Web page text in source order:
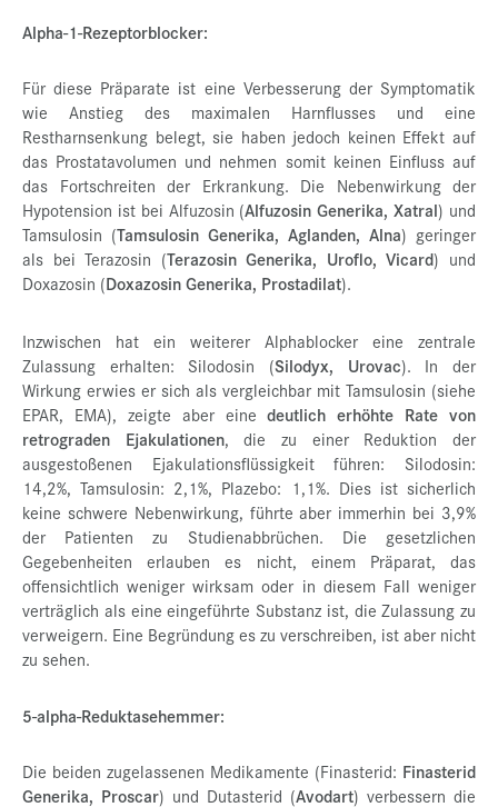
Alpha-1-Rezeptorblocker:
Für diese Präparate ist eine Verbesserung der Symptomatik
wie Anstieg des maximalen Harnflusses und eine
Restharnsenkung belegt, sie haben jedoch keinen Effekt auf
das Prostatavolumen und nehmen somit keinen Einfluss auf
das Fortschreiten der Erkrankung. Die Nebenwirkung der
Hypotension ist bei Alfuzosin (Alfuzosin Generika, Xatral) und
Tamsulosin (Tamsulosin Generika, Aglanden, Alna) geringer
als bei Terazosin (Terazosin Generika, Uroflo, Vicard) und
Doxazosin (Doxazosin Generika, Prostadilat).
Inzwischen hat ein weiterer Alphablocker eine zentrale
Zulassung erhalten: Silodosin (Silodyx, Urovac). In der
Wirkung erwies er sich als vergleichbar mit Tamsulosin (siehe
EPAR, EMA), zeigte aber einedeutlich erhöhte Rate von
retrograden Ejakulationen, die zu einer Reduktion der
ausgestoßenen Ejakulationsflüssigkeit führen: Silodosin:
14,2%, Tamsulosin: 2,1%, Plazebo: 1,1%. Dies ist sicherlich
keine schwere Nebenwirkung, führte aber immerhin bei 3,9%
der Patienten zu Studienabbrüchen. Die gesetzlichen
Gegebenheiten erlauben es nicht, einem Präparat, das
offensichtlich weniger wirksam oder in diesem Fall weniger
verträglich als eine eingeführte Substanz ist, die Zulassung zu
verweigern. Eine Begründung es zu verschreiben, ist aber nicht
zu sehen.
5-alpha-Reduktasehemmer:
Die beiden zugelassenen Medikamente (Finasterid: Finasterid
Generika, Proscar) und Dutasterid (Avodart) verbessern die